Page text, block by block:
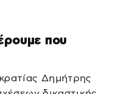
που
Δημήτρης